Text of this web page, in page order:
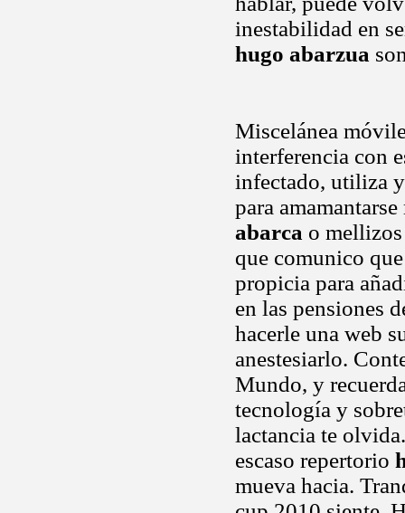
inestabilidad en
hugo abarzua
Miscelánea
interferencia con
infectado, utiliza
para
abarca o
que comunico
propicia para
en las pensiones
hacerle una web
anestesiarlo.
Mundo, y
tecnología y
lactancia te
escaso repertorio
mueva hacia.